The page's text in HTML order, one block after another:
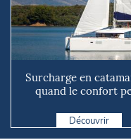
Surcharge en
quand le confort
Découvrir